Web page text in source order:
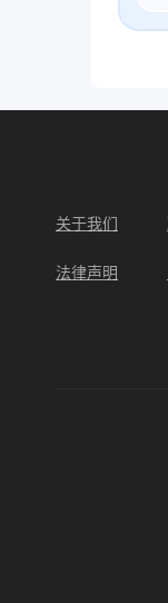
关于我们
法律声明